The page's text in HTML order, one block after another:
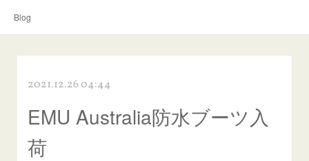
Blog
2021.12.26 04:44
EMU Australia防水ブーツ入
荷